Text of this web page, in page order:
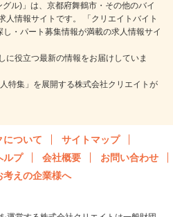
グル)」は、京都府舞鶴市・その他のバイ
人情報サイトです。 「クリエイトバイト
・パート募集情報が満載の求人情報サイ
に役立つ最新の情報をお届けしていま
特集」を展開する株式会社クリエイトが
について
サイトマップ
ルプ 会社概要
お問い合わせ
考えの企業様へ